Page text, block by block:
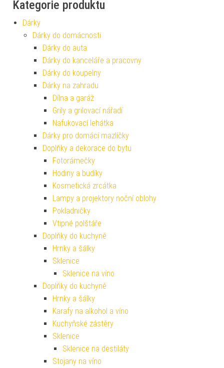
Kategorie produktu
Dárky
Dárky do domácnosti
Dárky do auta
Dárky do kanceláře a pracovny
Dárky do koupelny
Dárky na zahradu
Dílna a garáž
Grily a grilovací nářadí
Nafukovací lehátka
Dárky pro domácí mazlíčky
Doplňky a dekorace do bytu
Fotorámečky
Hodiny a budíky
Kosmetická zrcátka
Lampy a projektory noční oblohy
Pokladničky
Vtipné polštáře
Doplňky do kuchyně
Hrnky a šálky
Sklenice
Sklenice na víno
Doplňky do kuchyně
Hrnky a šálky
Karafy na alkohol a víno
Kuchyňské zástěry
Sklenice
Sklenice na destiláty
Stojany na víno